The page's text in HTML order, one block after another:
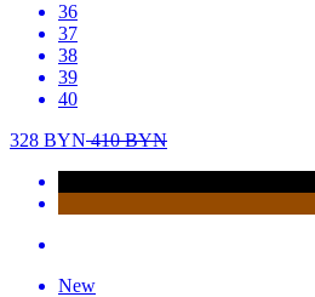
36
37
38
39
40
328 BYN410BYN
New